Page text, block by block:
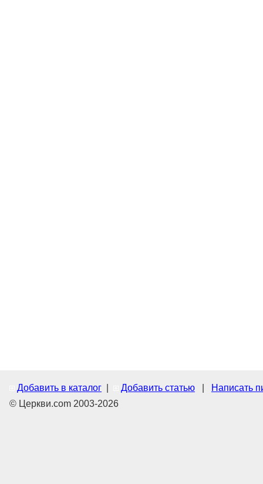
Добавить в каталог Добавить статью
Написать
© Церкви.com 2003-2026